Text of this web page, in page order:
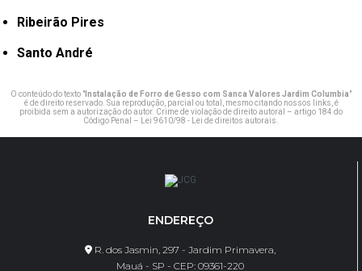
Ribeirão Pires
Santo André
O conteúdo do texto " Instalação de Forro de Gesso com Sanca Valores Jardim Columbia"
é de direito reservado. Sua reprodução, parcial ou total, mesmo citando nossos links, é
proibida sem a autorização do autor. Crime de violação de direito autoral – artigo 184 do
Código Penal –
Lei 9610/98 - Lei de direitos autorais
ENDEREÇO
R. dos Jasmin, 297 - Jardim Primavera,
Mauá - SP - CEP: 09361-220